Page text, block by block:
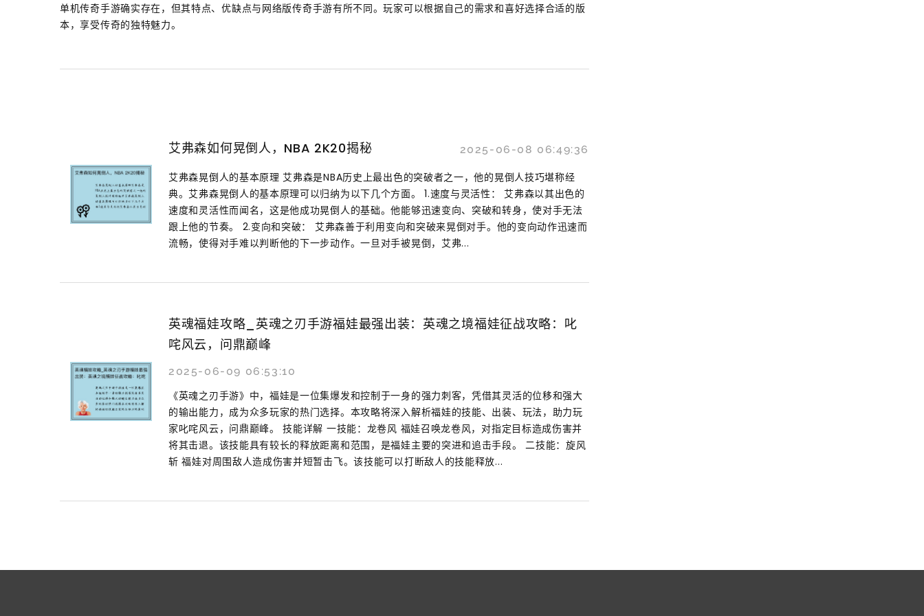
单机传奇手游确实存在，但其特点、优缺点与网络版传奇手游有所不同。玩家可以根据自己的需求和喜好选择合适的版
本，享受传奇的独特魅力。
艾弗森如何晃倒人，NBA 2K20揭秘 2025-06-08 06:49:36
艾弗森晃倒人的基本原理 艾弗森是NBA历史上最出色的突破者之一，他的晃倒人技巧堪称经
典。艾弗森晃倒人的基本原理可以归纳为以下几个方面。 1.速度与灵活性： 艾弗森以其出色的
速度和灵活性而闻名，这是他成功晃倒人的基础。他能够迅速变向、突破和转身，使对手无法
跟上他的节奏。 2.变向和突破： 艾弗森善于利用变向和突破来晃倒对手。他的变向动作迅速而
流畅，使得对手难以判断他的下一步动作。一旦对手被晃倒，艾弗...
英魂福娃攻略_英魂之刃手游福娃最强出装：英魂之境福娃征战攻略：叱
咤风云，问鼎巅峰
2025-06-09 06:53:10
《英魂之刃手游》中，福娃是一位集爆发和控制于一身的强力刺客，凭借其灵活的位移和强大
的输出能力，成为众多玩家的热门选择。本攻略将深入解析福娃的技能、出装、玩法，助力玩
家叱咤风云，问鼎巅峰。 技能详解 一技能：龙卷风 福娃召唤龙卷风，对指定目标造成伤害并
将其击退。该技能具有较长的释放距离和范围，是福娃主要的突进和追击手段。 二技能：旋风
斩 福娃对周围敌人造成伤害并短暂击飞。该技能可以打断敌人的技能释放...